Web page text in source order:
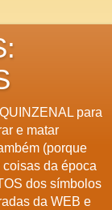
para
e matar
(porque
da época
dos símbolos
da WEB e